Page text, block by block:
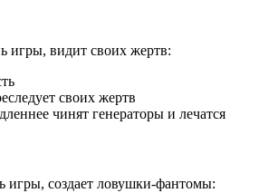
игры, видит своих жертв:
своих жертв
чинят генераторы и лечатся
игры, создает ловушки-фантомы: